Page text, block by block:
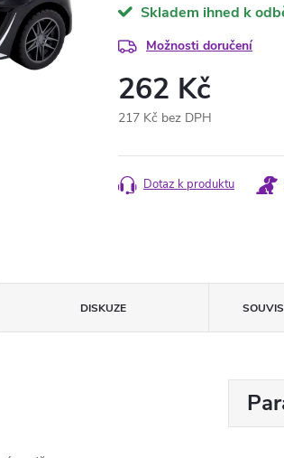
Skladem ihned k
Možnosti doručení
262 Kč
217 Kč bez DPH
cena:
Dotaz k produktu
DISKUZE